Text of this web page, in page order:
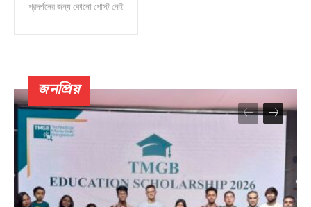
প্রদর্শনের জন্য কোনো পোস্ট নেই
জনপ্রিয়